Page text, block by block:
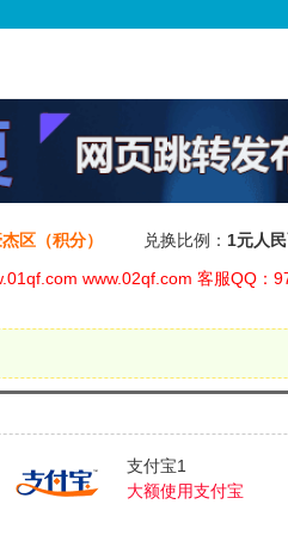
区（积分） 兑换比例： 1元人
www.02qf.com 客服QQ：
支付宝1
大额使用支付宝